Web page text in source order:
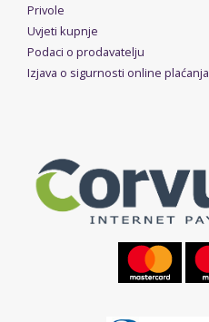
Privole
Uvjeti kupnje
Podaci o prodavatelju
Izjava o sigurnosti online plaćanja